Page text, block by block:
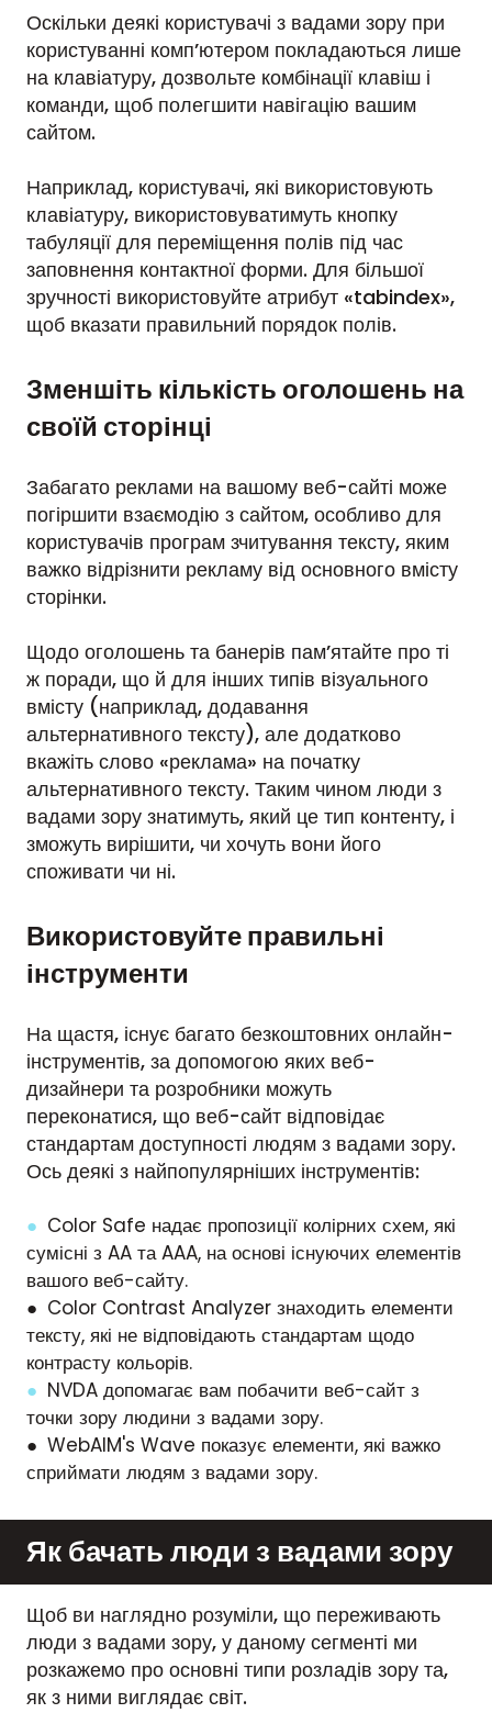
Оскільки деякі користувачі з вадами зору при
користуванні комп’ютером покладаються лише
на клавіатуру, дозвольте комбінації клавіш і
команди, щоб полегшити навігацію вашим
сайтом.
Наприклад, користувачі, які використовують
клавіатуру, використовуватимуть кнопку
табуляції для переміщення полів під час
заповнення контактної форми. Для більшої
зручності використовуйте атрибут «tabindex»,
щоб вказати правильний порядок полів.
Зменшіть кількість оголошень на
своїй сторінці
Забагато реклами на вашому веб-сайті може
погіршити взаємодію з сайтом, особливо для
користувачів програм зчитування тексту, яким
важко відрізнити рекламу від основного вмісту
сторінки.
Щодо оголошень та банерів пам’ятайте про ті
ж поради, що й для інших типів візуального
вмісту (наприклад, додавання
альтернативного тексту), але додатково
вкажіть слово «реклама» на початку
альтернативного тексту. Таким чином люди з
вадами зору знатимуть, який це тип контенту, і
зможуть вирішити, чи хочуть вони його
споживати чи ні.
Використовуйте правильні
інструменти
На щастя, існує багато безкоштовних онлайн-
інструментів, за допомогою яких веб-
дизайнери та розробники можуть
переконатися, що веб-сайт відповідає
стандартам доступності людям з вадами зору.
Ось деякі з найпопулярніших інструментів:
● Color Safe надає пропозиції колірних схем, які
сумісні з AA та AAA, на основі існуючих елементів
вашого веб-сайту.
● Color Contrast Analyzer знаходить елементи
тексту, які не відповідають стандартам щодо
контрасту кольорів.
● NVDA допомагає вам побачити веб-сайт з
точки зору людини з вадами зору.
● WebAIM's Wave показує елементи, які важко
сприймати людям з вадами зору.
Як бачать люди з вадами зору
Щоб ви наглядно розуміли, що переживають
люди з вадами зору, у даному сегменті ми
розкажемо про основні типи розладів зору та,
як з ними виглядає світ.